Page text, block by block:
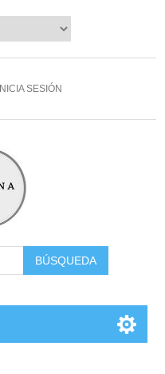
INICIA SESIÓN